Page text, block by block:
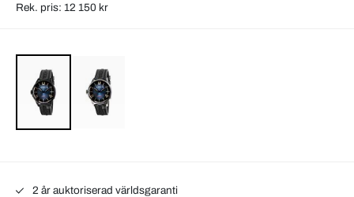
Rek. pris: 12 150 kr
2 år auktoriserad världsgaranti